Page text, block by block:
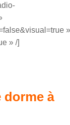
»
» /]
dorme à